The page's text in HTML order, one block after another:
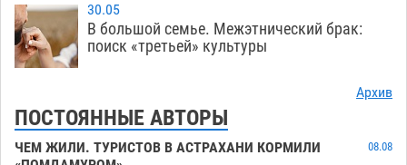
30.05
В большой семье. Межэтнический брак:
поиск «третьей» культуры
Архив
ПОСТОЯННЫЕ АВТОРЫ
ЧЕМ ЖИЛИ. ТУРИСТОВ В АСТРАХАНИ КОРМИЛИ
08.08